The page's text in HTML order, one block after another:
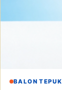
BALON TEPUK